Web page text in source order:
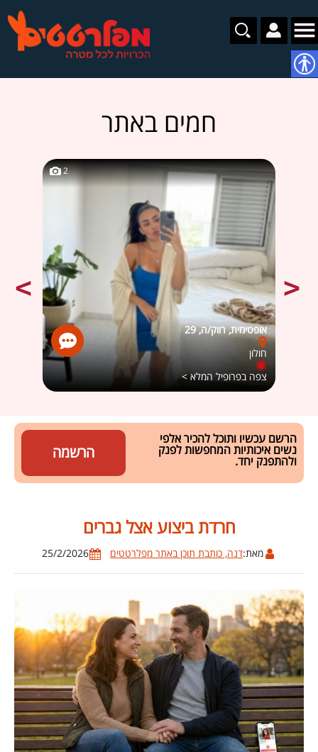
חמים באתר
2
אופטימית, רווק/ה, 29
חולון
צפה בפרופיל המלא >
הרשמה
הרשם עכשיו ותוכל להכיר אלפי
נשים איכותיות המחפשות לפנק
ולהתפנק יחד.
חרדת ביצוע אצל גברים
מאת:דנה, כותבת תוכן באתר מפלרטטים 25/2/2026